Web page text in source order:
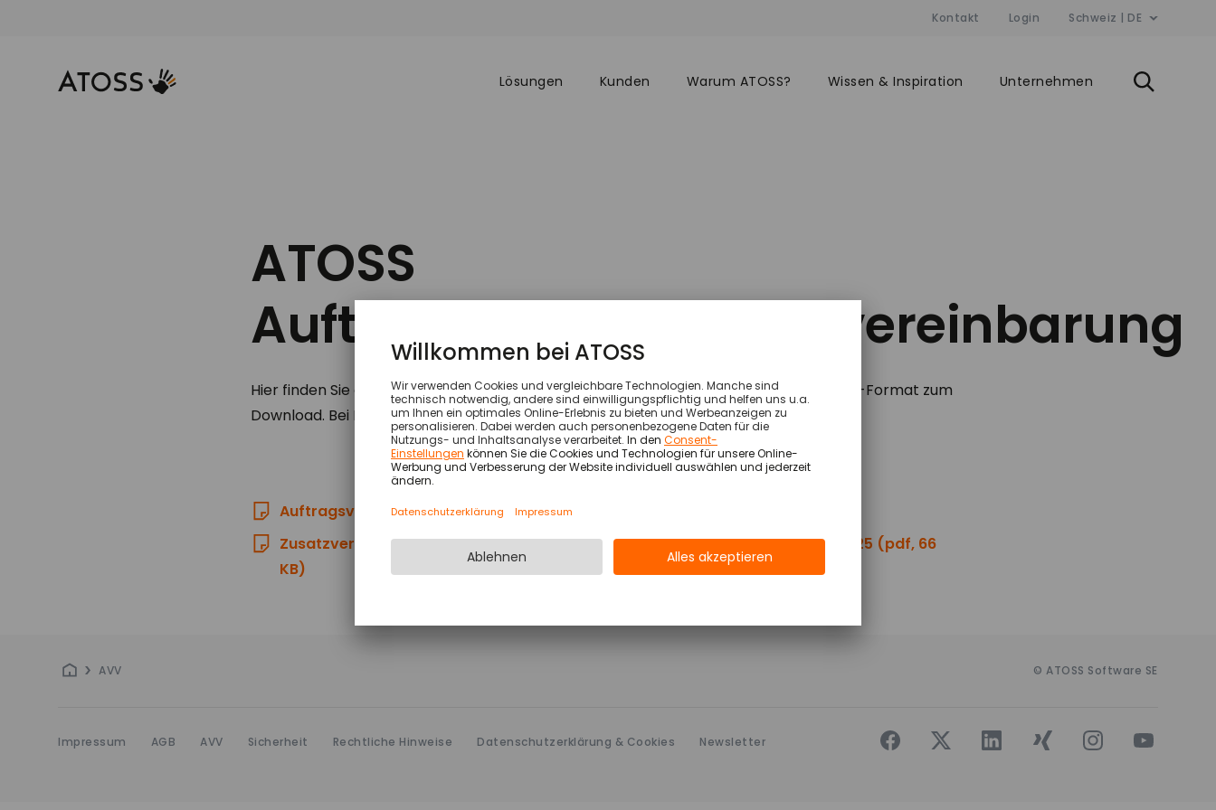
Kontakt Login Schweiz | DE
Lösungen Kunden Warum ATOSS? Wissen & Inspiration Unternehmen
ATOSS
Auftragsverarbeitungsvereinbarung
Hier finden Sie die aktuelle ATOSS Auftragsverarbeitungsvereinbarung („AVV“) im PDF-Format zum
Download. Bei Fragen wenden Sie sich bitte andatenschutz@atoss.com.
Auftragsverarbeitungsvereinbarung Version 06/2026 (pdf, 504 KB)
Zusatzvereinbarung zur AVV für Workforce Intelligence Module Version 08/2025 (pdf, 66
KB)
AVV
Impressum AGB AVV Sicherheit Rechtliche Hinweise Datenschutzerklärung & Cookies Newsletter
© ATOSS Software SE